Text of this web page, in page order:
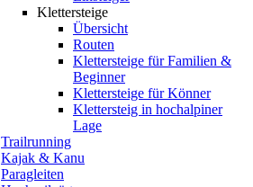
Klettersteige
Übersicht
Routen
Klettersteige für Familien &
Beginner
Klettersteige für Könner
Klettersteig in hochalpiner
Lage
Trailrunning
Kajak & Kanu
Paragleiten